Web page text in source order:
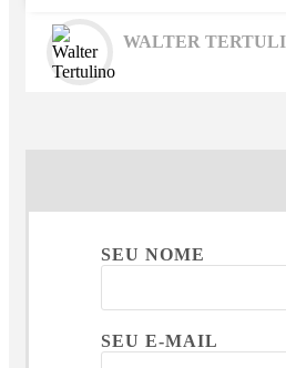
WALTER
SEU NOME
SEU E-MAIL